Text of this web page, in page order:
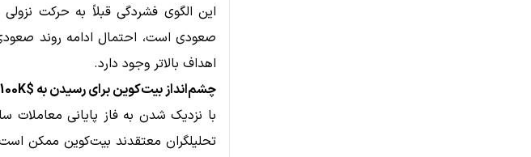
این الگوی فشردگی قبلاً به حرکت
صعودی است، احتمال ادامه روند
اهداف بالاتر وجود دارد.
چشم‌انداز بیت‌کوین برای رسیدن به $100K
تحلیلگران معتقدند بیت‌کوین ممکن